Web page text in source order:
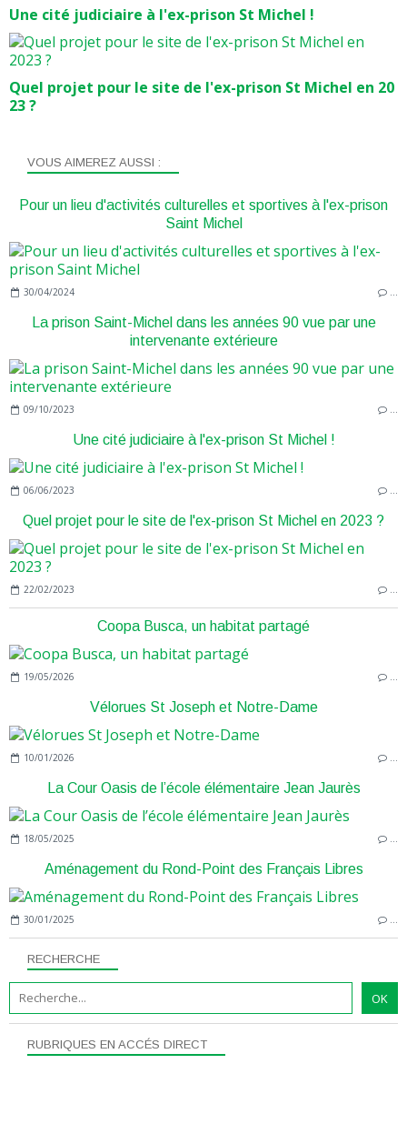
Une cité judiciaire à l'ex-prison St Michel !
Quel projet pour le site de l'ex-prison St Michel en 20
23 ?
RECHERCHE
VOUS AIMEREZ AUSSI :
Pour un lieu d'activités culturelles et sportives à l'ex-prison
Saint Michel
30/04/2024 …
La prison Saint-Michel dans les années 90 vue par une
intervenante extérieure
09/10/2023 …
Une cité judiciaire à l'ex-prison St Michel !
06/06/2023 …
Quel projet pour le site de l'ex-prison St Michel en 2023 ?
22/02/2023 …
Coopa Busca, un habitat partagé
19/05/2026 …
Vélorues St Joseph et Notre-Dame
10/01/2026 …
La Cour Oasis de l’école élémentaire Jean Jaurès
18/05/2025 …
Aménagement du Rond-Point des Français Libres
30/01/2025 …
RUBRIQUES EN ACCÉS DIRECT